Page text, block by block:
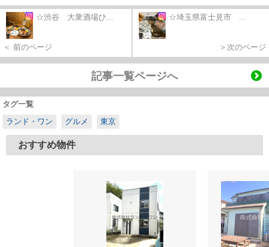
☆渋谷 大衆酒場ひ...
＜ 前のページ
☆埼玉県富士見市 ...
＞次のページ
記事一覧ページへ
タグ一覧
ランド・ワン
グルメ 東京
おすすめ物件